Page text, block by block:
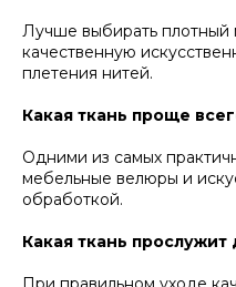
Лучше выбирать
качественную
плетения нитей.
Какая ткань проще
Одними из самых
мебельные велюры и
обработкой.
Какая ткань